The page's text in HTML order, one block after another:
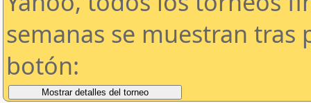
semanas se muestran tras
botón: